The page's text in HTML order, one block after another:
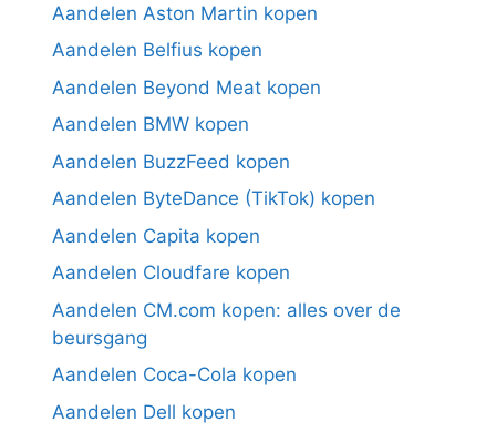
Aandelen Aston Martin kopen
Aandelen Belfius kopen
Aandelen Beyond Meat kopen
Aandelen BMW kopen
Aandelen BuzzFeed kopen
Aandelen ByteDance (TikTok) kopen
Aandelen Capita kopen
Aandelen Cloudfare kopen
Aandelen CM.com kopen: alles over de
beursgang
Aandelen Coca-Cola kopen
Aandelen Dell kopen